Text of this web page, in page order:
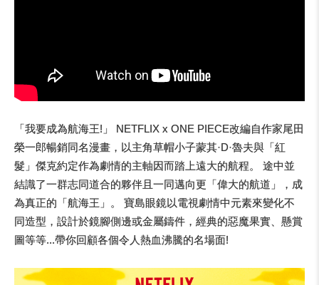
「我要成為航海王!」 NETFLIX x ONE PIECE改編自作家尾田
榮一郎暢銷同名漫畫，以主角草帽小子蒙其·D·魯夫與「紅
髮」傑克約定作為劇情的主軸因而踏上遠大的航程。 途中並
結識了一群志同道合的夥伴且一同邁向更「偉大的航道」，成
為真正的「航海王」。 寶島眼鏡以電視劇情中元素來變化不
同造型，設計於鏡腳側邊或金屬鑄件，經典的惡魔果實、懸賞
圖等等...帶你回顧各個令人熱血沸騰的名場面!